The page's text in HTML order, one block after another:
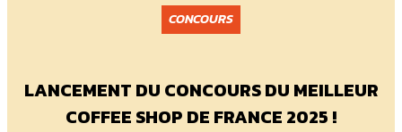
CONCOURS
LANCEMENT DU CONCOURS DU MEILLEUR
COFFEE SHOP DE FRANCE 2025 !